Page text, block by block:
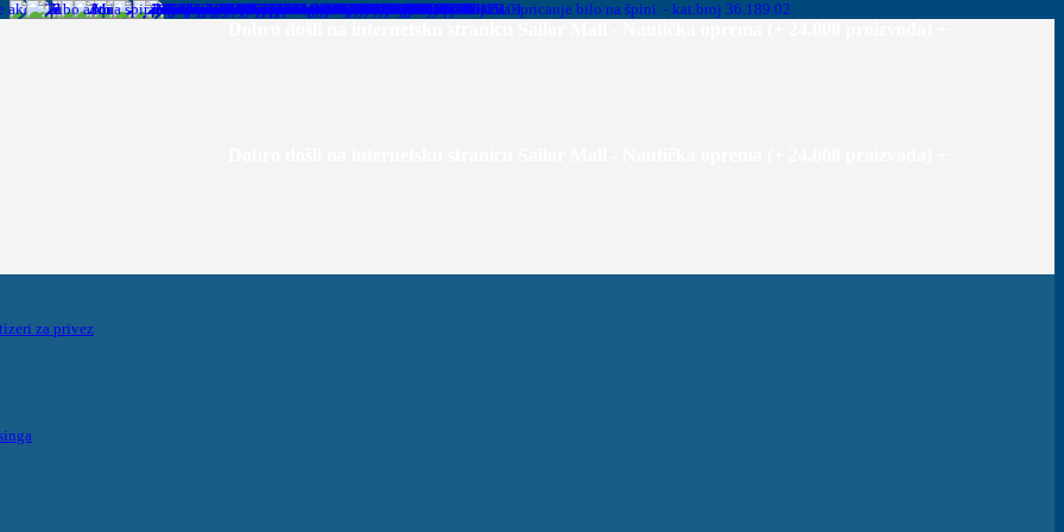
za privez